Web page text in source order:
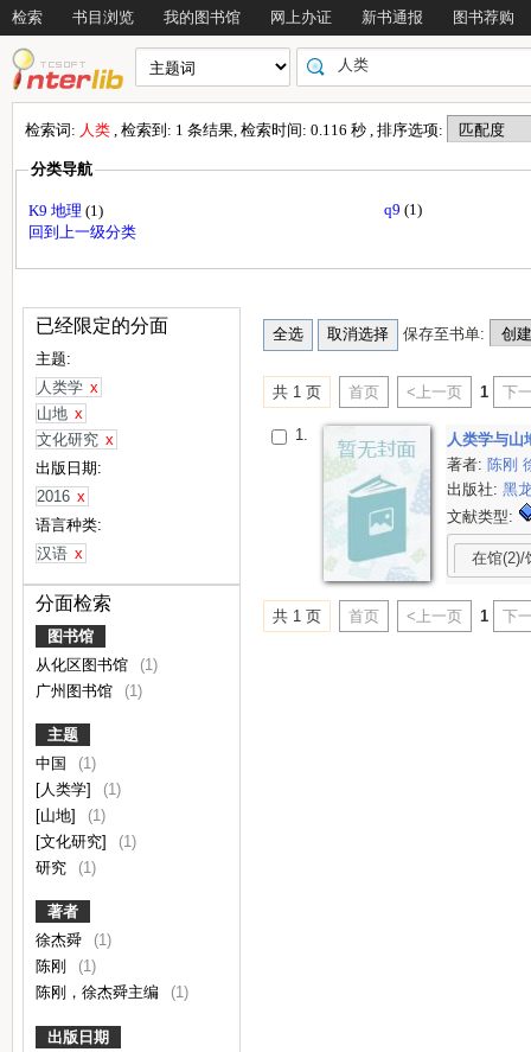
检索 书目浏览 我的图书馆 网上办证 新书通报 图书荐购
检索词: 人类 , 检索到: 1 条结果, 检索时间: 0.116 秒 , 排序选项:
分类导航
K9 地理 (1) q9 (1)
回到上一级分类
已经限定的分面
主题:
人类学 x
山地 x
文化研究 x
出版日期:
2016 x
语言种类:
汉语 x
分面检索
图书馆
从化区图书馆
(1)
广州图书馆
(1)
主题
中国
(1)
[人类学]
(1)
[山地]
(1)
[文化研究]
(1)
研究
(1)
著者
徐杰舜
(1)
陈刚
(1)
陈刚，徐杰舜主编
(1)
出版日期
保存至书单:
共 1 页 首页 <上一页 1 下
1.
人类学与山
著者: 陈刚
出版社:黑
文献类型:
在馆(2)/
共 1 页 首页 <上一页 1 下